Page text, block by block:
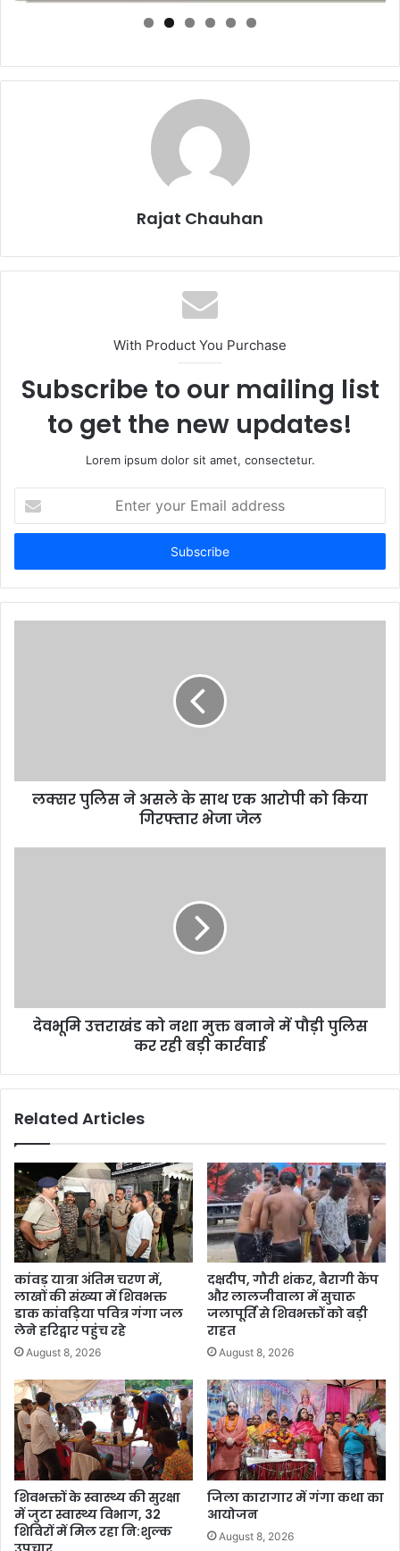
Rajat Chauhan
With Product You Purchase
Subscribe to our mailing list
to get the new updates!
Lorem ipsum dolor sit amet, consectetur.
your
Email
लक्सर पुलिस ने असले के साथ एक आरोपी को किया
गिरफ्तार भेजा जेल
देवभूमि उत्तराखंड को नशा मुक्त बनाने में पौड़ी पुलिस
कर रही बड़ी कार्रवाई
Related Articles
कांवड़ यात्रा अंतिम चरण में,
लाखों की संख्या में शिवभक्त
डाक कांवड़िया पवित्र गंगा जल
लेने हरिद्वार पहुंच रहे
August 8, 2026
दक्षदीप, गौरी शंकर, बैरागी कैंप
और लालजीवाला में सुचारू
जलापूर्ति से शिवभक्तों को बड़ी
राहत
August 8, 2026
शिवभक्तों के स्वास्थ्य की सुरक्षा
में जुटा स्वास्थ्य विभाग, 32
शिविरों में मिल रहा नि:शुल्क
जिला कारागार में गंगा कथा का
आयोजन
August 8, 2026